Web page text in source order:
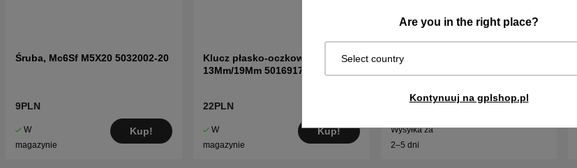
Are you in the right place?
Select country
Kontynuuj na gplshop.pl
Śruba, Mc6Sf M5X20 5032002-20
9PLN
W
magazynie
Kup!
Klucz płasko-oczkowy
13Mm/19Mm 5016917-01
22PLN
W
magazynie
Kup!
Sterowanie dławikiem śrubowym
Wysyłka za
2–5 dni